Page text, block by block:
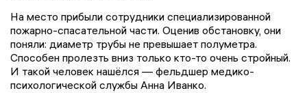
На место прибыли сотрудники специализированной
пожарно-спасательной части. Оценив обстановку, они
поняли: диаметр трубы не превышает полуметра.
Способен пролезть вниз только кто-то очень стройный.
И такой человек нашёлся — фельдшер медико-
психологической службы Анна Иванко.